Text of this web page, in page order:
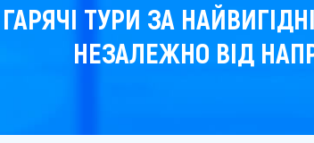
ГАРЯЧІ ТУРИ ЗА
НЕЗАЛЕЖНО ВІД